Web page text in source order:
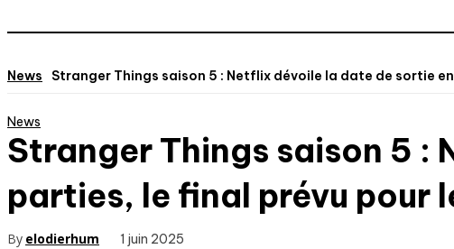
News Stranger Things saison 5 : Netflix dévoile la date de sortie
News
Stranger Things saison 5 :
parties, le final prévu pour
By elodierhum 1 juin 2025